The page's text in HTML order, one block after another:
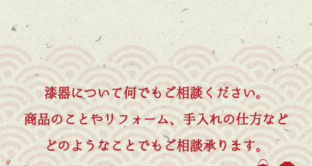
漆器について何でもご相談ください。
商品のことやリフォーム、手入れの仕方など
どのようなことでもご相談承ります。